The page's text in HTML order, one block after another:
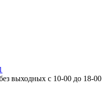
выходных с 10-00 до 18-00